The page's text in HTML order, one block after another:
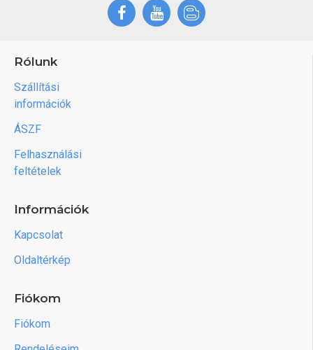
Rólunk
Szállítási
információk
ÁSZF
Felhasználási
feltételek
Információk
Kapcsolat
Oldaltérkép
Fiókom
Fiókom